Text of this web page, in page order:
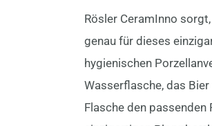
Rösler CeramInno
genau für dieses
hygienischen
Wasserflasche, das
Flasche den